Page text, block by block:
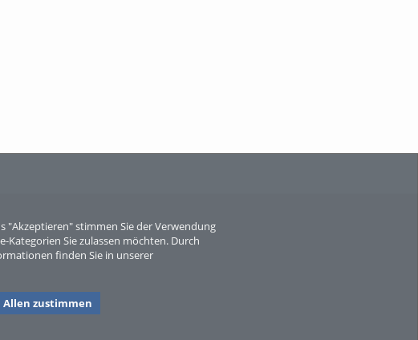
"Akzeptieren" stimmen Sie der Verwendung
Kategorien Sie zulassen möchten. Durch
finden Sie in unserer
Allen zustimmen
Sperber